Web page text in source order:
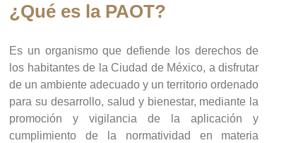
¿Qué es la PAOT?
Es un organismo que defiende los derechos de
los habitantes de la Ciudad de México, a disfrutar
de un ambiente adecuado y un territorio ordenado
para su desarrollo, salud y bienestar, mediante la
promoción y vigilancia de la aplicación y
cumplimiento de la normatividad en materia